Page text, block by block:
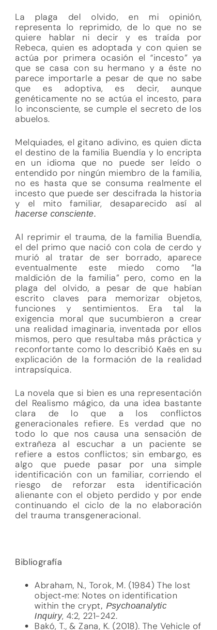
La plaga del olvido, en mi opinión,
representa lo reprimido, de lo que no se
quiere hablar ni decir y es traída por
Rebeca, quien es adoptada y con quien se
actúa por primera ocasión el “incesto” ya
que se casa con su hermano y a éste no
parece importarle a pesar de que no sabe
que es adoptiva, es decir, aunque
genéticamente no se actúa el incesto, para
lo inconsciente, se cumple el secreto de los
abuelos.
Melquiades, el gitano adivino, es quien dicta
el destino de la familia Buendía y lo encripta
en un idioma que no puede ser leído o
entendido por ningún miembro de la familia,
no es hasta que se consuma realmente el
incesto que puede ser descifrada la historia
y el mito familiar, desaparecido así al
hacerse consciente.
Al reprimir el trauma, de la familia Buendía,
el del primo que nació con cola de cerdo y
murió al tratar de ser borrado, aparece
eventualmente este miedo como “la
maldición de la familia” pero, como en la
plaga del olvido, a pesar de que habían
escrito claves para memorizar objetos,
funciones y sentimientos. Era tal la
exigencia moral que sucumbieron a crear
una realidad imaginaria, inventada por ellos
mismos, pero que resultaba más práctica y
reconfortante como lo describió Kaës en su
explicación de la formación de la realidad
intrapsíquica.
La novela que si bien es una representación
del Realismo mágico, da una idea bastante
clara de lo que a los conflictos
generacionales refiere. Es verdad que no
todo lo que nos causa una sensación de
extrañeza al escuchar a un paciente se
refiere a estos conflictos; sin embargo, es
algo que puede pasar por una simple
identificación con un familiar, corriendo el
riesgo de reforzar esta identificación
alienante con el objeto perdido y por ende
continuando el ciclo de la no elaboración
del trauma transgeneracional.
Bibliografía
Abraham, N., Torok, M. (1984) The lost
object‐me: Notes on identification
within the crypt, Psychoanalytic
Inquiry, 4:2, 221-242.
Bakó, T., & Zana, K. (2018). The Vehicle of